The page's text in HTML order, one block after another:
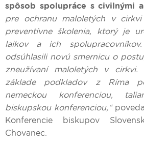
spôsob spolupráce s civilnými
pre ochranu maloletých v
preventívne školenia, ktorý je
laikov a ich
odsúhlasili novú smernicu o
zneužívaní maloletých v cirkvi.
základe podkladov z Ríma
nemeckou konferenciou,
biskupskou konferenciou,“
Konferencie biskupov
Chovanec.